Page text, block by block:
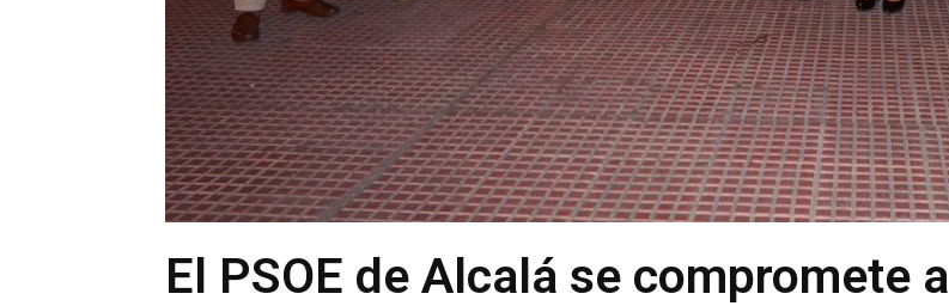
El PSOE de Alcalá se compromete a